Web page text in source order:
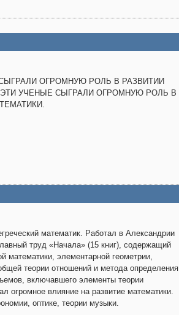
ОГРОМНУЮ РОЛЬ В РАЗВИТИИ
УЧЕНЫЕ СЫГРАЛИ ОГРОМНУЮ РОЛЬ В
математик. Работал в Александрии
труд «Начала» (15 книг), содержащий
математики, элементарной геометрии,
теории отношений и метода определения
включавшего элементы теории
огромное влияние на развитие математики.
оптике, теории музыки.